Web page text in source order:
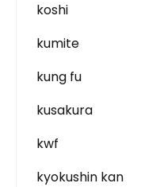
koshi
kumite
kung fu
kusakura
kwf
kyokushin kan